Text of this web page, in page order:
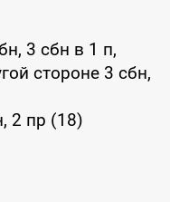
3 сбн в 1 п,
стороне 3 сбн,
2 пр (18)